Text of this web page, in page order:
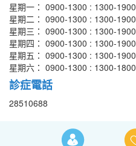
星期一： 0900-1300 : 1300-1900
星期二： 0900-1300 : 1300-1900
星期三： 0900-1300 : 1300-1900
星期四： 0900-1300 : 1300-1900
星期五： 0900-1300 : 1300-1900
星期六： 0900-1300 : 1300-1800
診症電話
28510688